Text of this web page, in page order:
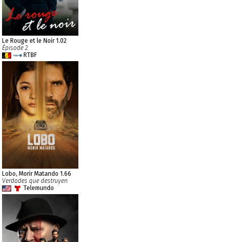
Le Rouge et le Noir 1.02
Épisode 2
RTBF
Lobo, Morir Matando 1.66
Verdades que destruyen
Telemundo